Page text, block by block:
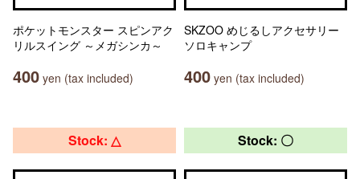
ポケットモンスター スピンアク
リルスイング ～メガシンカ～
400 yen (tax included)
SKZOO めじるしアクセサリー
ソロキャンプ
400 yen (tax included)
Stock: △ Stock: 〇